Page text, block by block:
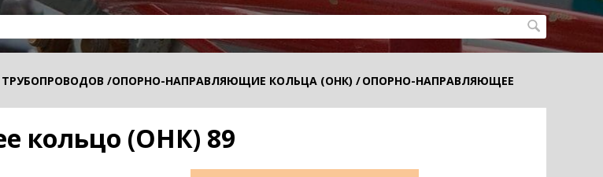
/ОПОРНО-НАПРАВЛЯЮЩИЕ КОЛЬЦА (ОНК) /ОПОРНО-НАПРАВЛЯЮЩЕЕ
кольцо (ОНК) 89